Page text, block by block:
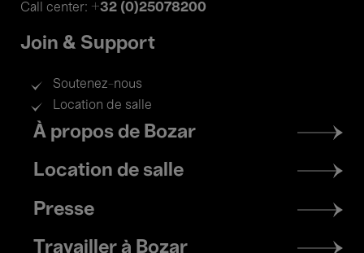
Call center: +32 (0)25078200
Join & Support
Soutenez-nous
Location de salle
Footer
menu
À propos de Bozar
Location de salle
Presse
Travailler à Bozar